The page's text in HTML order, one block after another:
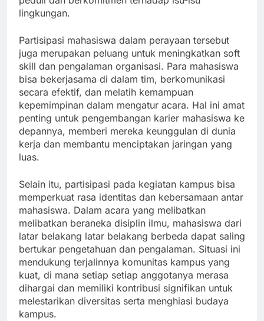
lingkungan.
Partisipasi mahasiswa dalam perayaan tersebut
juga merupakan peluang untuk meningkatkan soft
skill dan pengalaman organisasi. Para mahasiswa
bisa bekerjasama di dalam tim, berkomunikasi
secara efektif, dan melatih kemampuan
kepemimpinan dalam mengatur acara. Hal ini amat
penting untuk pengembangan karier mahasiswa ke
depannya, memberi mereka keunggulan di dunia
kerja dan membantu menciptakan jaringan yang
luas.
Selain itu, partisipasi pada kegiatan kampus bisa
memperkuat rasa identitas dan kebersamaan antar
mahasiswa. Dalam acara yang melibatkan
melibatkan beraneka disiplin ilmu, mahasiswa dari
latar belakang latar belakang berbeda dapat saling
bertukar pengetahuan dan pengalaman. Situasi ini
mendukung terjalinnya komunitas kampus yang
kuat, di mana setiap setiap anggotanya merasa
dihargai dan memiliki kontribusi signifikan untuk
melestarikan diversitas serta menghiasi budaya
kampus.